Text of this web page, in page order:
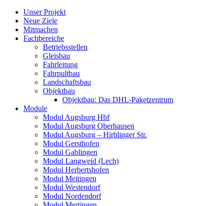
Skip
content
Unser Projekt
Neue Ziele
Mitmachen
Fachbereiche
Betriebsstellen
Gleisbau
Fahrleitung
Fahrpultbau
Landschaftsbau
Objektbau
Objektbau: Das DHL-Paketzentrum
Module
Modul Augsburg Hbf
Modul Augsburg Oberhausen
Modul Augsburg – Hirblinger Str.
Modul Gersthofen
Modul Gablingen
Modul Langweid (Lech)
Modul Herbertshofen
Modul Meitingen
Modul Westendorf
Modul Nordendorf